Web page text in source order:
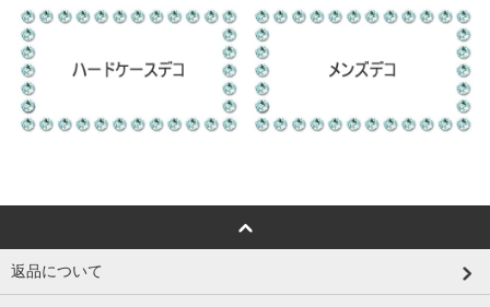
返品について